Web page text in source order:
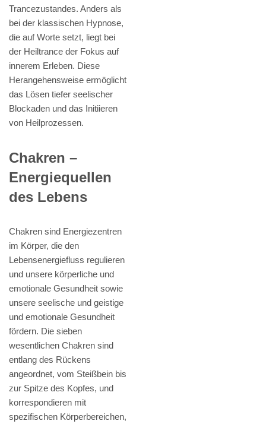
Trancezustandes. Anders als
bei der klassischen Hypnose,
die auf Worte setzt, liegt bei
der Heiltrance der Fokus auf
innerem Erleben. Diese
Herangehensweise ermöglicht
das Lösen tiefer seelischer
Blockaden und das Initiieren
von Heilprozessen.
Chakren –
Energiequellen
des Lebens
Chakren sind Energiezentren
im Körper, die den
Lebensenergiefluss regulieren
und unsere körperliche und
emotionale Gesundheit sowie
unsere seelische und geistige
und emotionale Gesundheit
fördern. Die sieben
wesentlichen Chakren sind
entlang des Rückens
angeordnet, vom Steißbein bis
zur Spitze des Kopfes, und
korrespondieren mit
spezifischen Körperbereichen,